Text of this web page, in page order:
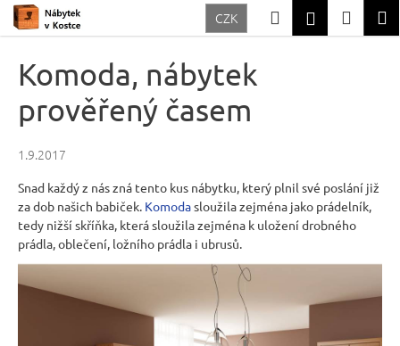
Přejít
CZK HledatPřihlášení
Komoda, nábytek
prověřený časem
1.9.2017
Snad každý z nás zná tento kus nábytku, který plnil své poslání již
za dob našich babiček. Komodasloužila zejména jako prádelník,
tedy nižší skříňka, která sloužila zejména k uložení drobného
prádla, oblečení, ložního prádla i ubrusů.
o
C
o
p
t
ř
e
b